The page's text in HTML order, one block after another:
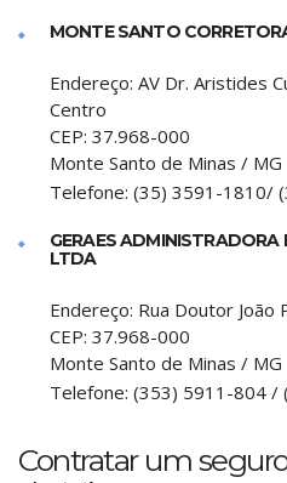
MONTE SANTO
Endereço: AV Dr. Aristides
Centro
CEP: 37.968-000
Monte Santo de Minas / MG
Telefone: (35) 3591-1810/
GERAES ADMINISTRADORA
LTDA
Endereço: Rua Doutor João
CEP: 37.968-000
Monte Santo de Minas / MG
Telefone: (353) 5911-804 /
Contratar um